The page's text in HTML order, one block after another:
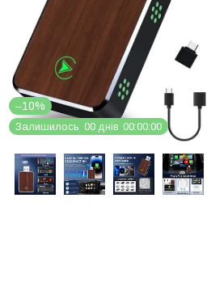
–10%
Залишилось 00 днів 00 00 00